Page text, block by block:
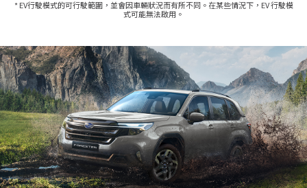
* EV行駛模式的可行駛範圍，並會因車輛狀況而有所不同。在某些情況下，EV 行駛模
式可能無法啟用。